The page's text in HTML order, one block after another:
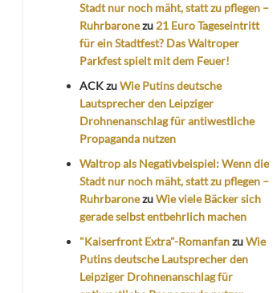
Stadt nur noch mäht, statt zu pflegen –
Ruhrbaronezu 21 Euro Tageseintritt
für ein Stadtfest? Das Waltroper
Parkfest spielt mit dem Feuer!
ACKzuWie Putins deutsche
Lautsprecher den Leipziger
Drohnenanschlag für antiwestliche
Propaganda nutzen
Waltrop als Negativbeispiel: Wenn die
Stadt nur noch mäht, statt zu pflegen –
RuhrbaronezuWie viele Bäcker sich
gerade selbst entbehrlich machen
"Kaiserfront Extra"-RomanfanzuWie
Putins deutsche Lautsprecher den
Leipziger Drohnenanschlag für